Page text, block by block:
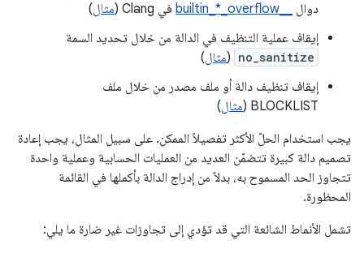
دوال
في Clang ( مثال)
إيقاف عملية التنظيف في الدالة من خلال تحديد السمة
no_sanitize
(مثال)
إيقاف تنظيف دالة أو ملف مصدر من خلال ملف
BLOCKLIST ( مثال)
يجب استخدام الحلّ الأكثر تفصيلاً الممكن. على سبيل المثال، يجب إعادة
تصميم دالة كبيرة تتضمّن العديد من العمليات الحسابية وعملية واحدة
تتجاوز الحد المسموح به، بدلاً من إدراج الدالة بأكملها في القائمة
المحظورة.
تشمل الأنماط الشائعة التي قد تؤدي إلى تجاوزات غير ضارة ما يلي: